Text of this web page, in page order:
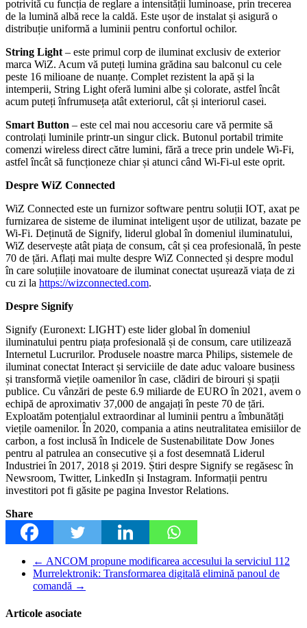
potrivită cu funcția de reglare a intensității luminoase, prin trecerea
de la lumină albă rece la caldă. Este ușor de instalat și asigură o
distribuție uniformă a luminii pentru confortul ochilor.
String Light– este primul corp de iluminat exclusiv de exterior
marca WiZ. Acum vă puteți lumina grădina sau balconul cu cele
peste 16 milioane de nuanțe. Complet rezistent la apă și la
intemperii, String Light oferă lumini albe și colorate, astfel încât
acum puteți înfrumuseța atât exteriorul, cât și interiorul casei.
Smart Button – este cel mai nou accesoriu care vă permite să
controlați luminile printr-un singur click. Butonul portabil trimite
comenzi wireless direct către lumini, fără a trece prin undele Wi-Fi,
astfel încât să funcționeze chiar și atunci când Wi-Fi-ul este oprit.
Despre WiZ Connected
WiZ Connected este un furnizor software pentru soluții IOT, axat pe
furnizarea de sisteme de iluminat inteligent ușor de utilizat, bazate pe
Wi-Fi. Deținută de Signify, liderul global în domeniul iluminatului,
WiZ deservește atât piața de consum, cât și cea profesională, în peste
70 de țări. Aflați mai multe despre WiZ Connected și despre modul
în care soluțiile inovatoare de iluminat conectat ușurează viața de zi
cu zi la https://wizconnected.com.
Despre Signify
Signify (Euronext: LIGHT) este lider global în domeniul
iluminatului pentru piața profesională și de consum, care utilizează
Internetul Lucrurilor. Produsele noastre marca Philips, sistemele de
iluminat conectat Interact și serviciile de date aduc valoare business
și transformă viețile oamenilor în case, clădiri de birouri și spații
publice. Cu vânzări de peste 6.9 miliarde de EURO în 2021, avem o
echipă de aproximativ 37,000 de angajați în peste 70 de țări.
Exploatăm potențialul extraordinar al luminii pentru a îmbunătăți
viețile oamenilor. În 2020, compania a atins neutralitatea emisiilor de
carbon, a fost inclusă în Indicele de Sustenabilitate Dow Jones
pentru al patrulea an consecutive și a fost desemnată Liderul
Industriei în 2017, 2018 și 2019. Știri despre Signify se regăsesc în
Newsroom, Twitter, LinkedIn și Instagram. Informații pentru
investitori pot fi găsite pe pagina Investor Relations.
Share
← ANCOM propune modificarea accesului la serviciul 112
Murrelektronik: Transformarea digitală elimină panoul de
comandă →
Articole asociate